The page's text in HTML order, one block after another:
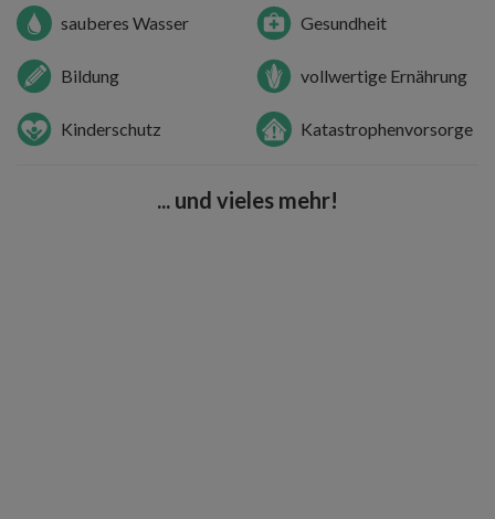
sauberes Wasser Gesundheit
Bildung vollwertige Ernährung
Kinderschutz Katastrophenvorsorge
... und vieles mehr!